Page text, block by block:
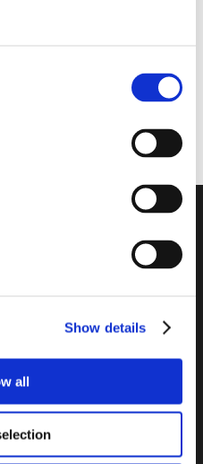
Show details
all
disegno in
vetro liscio e
Pegasus
presenta una